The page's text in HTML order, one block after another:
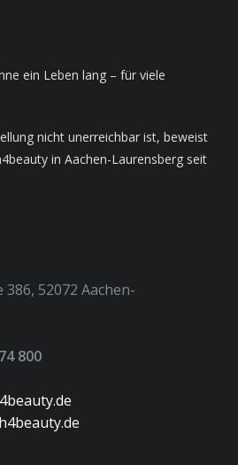
ein Leben lang – für viele
nicht unerreichbar ist, beweist
in Aachen-Laurensberg seit
52072 Aachen-
800